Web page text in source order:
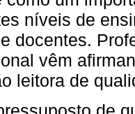
níveis de
docentes.
vêm
leitora de